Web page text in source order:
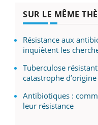
SUR LE MÊME
Résistance aux
inquiètent les
Tuberculose
catastrophe
Antibiotiques :
leur résistance